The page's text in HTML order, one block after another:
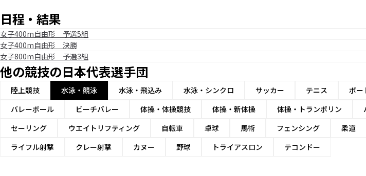
日程・結果
女子400m自由形 予選5組
女子400m自由形 決勝
女子800m自由形 予選3組
他の競技の日本代表選手団
陸上競技 水泳・競泳 水泳・飛込み 水泳・シンクロ サッカー テニス ボー
バレーボール
ビーチバレー 体操・体操競技 体操・新体操 体操・トランポリン
セーリング
ウエイトリフティング 自転車 卓球 馬術 フェンシング 柔道
ライフル射撃
クレー射撃 カヌー 野球 トライアスロン テコンドー